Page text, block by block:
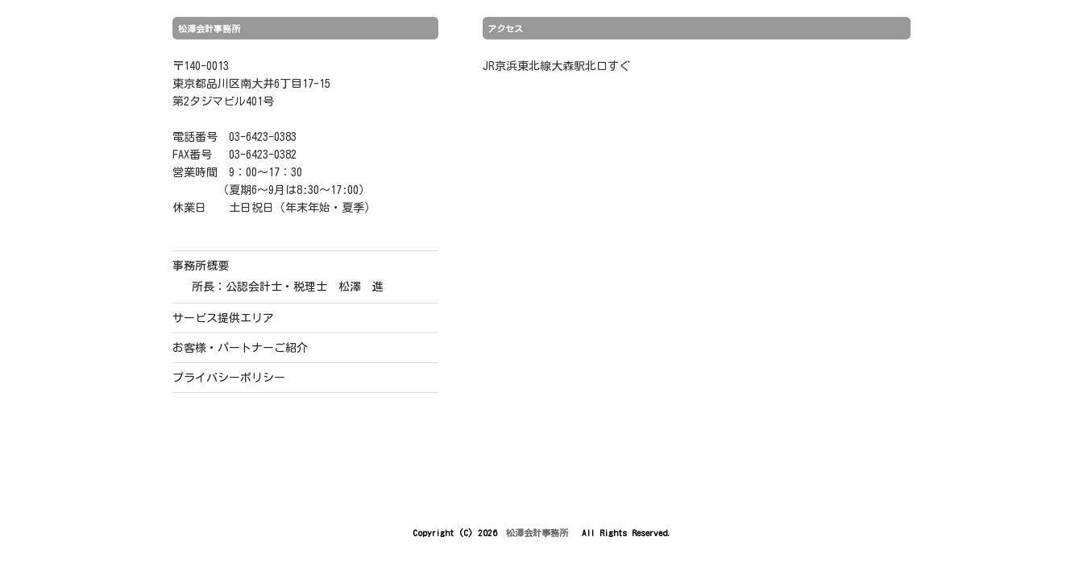
松澤会計事務所
〒140-0013
東京都品川区南大井6丁目17-15
第2タジマビル401号
電話番号 03-6423-0383
FAX番号 03-6423-0382
営業時間 9：00～17：30
（夏期6～9月は8:30～17:00）
休業日 土日祝日（年末年始・夏季）
事務所概要
所長：公認会計士・税理士 松澤 進
サービス提供エリア
お客様・パートナーご紹介
プライバシーポリシー
アクセス
JR京浜東北線大森駅北口すぐ
Copyright (C) 2026 松澤会計事務所 All Rights Reserved.